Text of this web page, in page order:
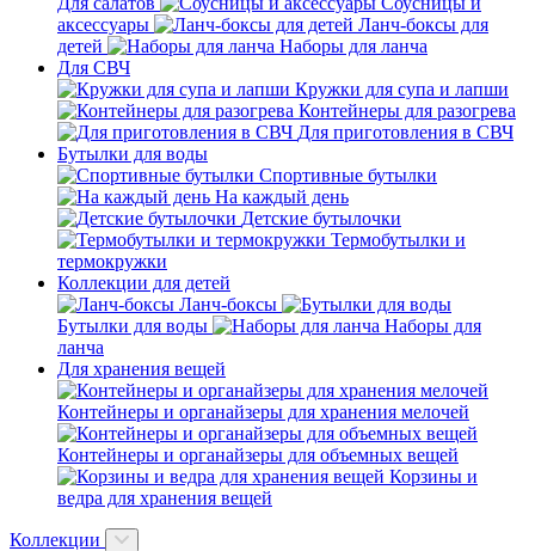
аксессуары
Ланч-боксы для
детей
Наборы для ланча
Для СВЧ
Кружки для супа и лапши
Контейнеры для разогрева
Для приготовления в СВЧ
Бутылки для воды
Спортивные бутылки
На каждый день
Детские бутылочки
Термобутылки и
термокружки
Коллекции для детей
Ланч-боксы
Бутылки для воды
Наборы для
ланча
Для хранения вещей
Контейнеры и органайзеры для хранения мелочей
Контейнеры и органайзеры для объемных вещей
Корзины и
ведра для хранения вещей
Коллекции